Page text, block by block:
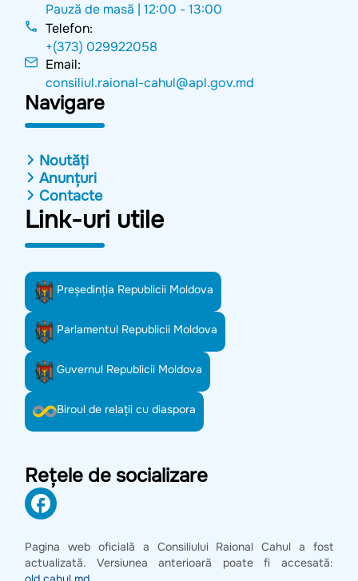
Pauză de masă |12:00 - 13:00
Telefon:
+(373) 029922058
Email:
consiliul.raional-cahul@apl.gov.md
Navigare
Noutăți
Anunțuri
Contacte
Link-uri utile
Preşedinţia Republicii Moldova
Parlamentul Republicii Moldova
Guvernul Republicii Moldova
Biroul de relații cu diaspora
Rețele de socializare
Pagina web oficială a Consiliului Raional Cahul a fost
actualizată. Versiunea anterioară poate fi accesată: